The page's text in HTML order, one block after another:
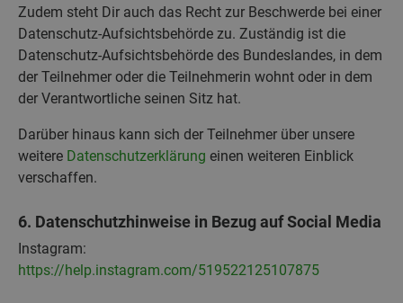
Zudem steht Dir auch das Recht zur Beschwerde bei einer
Datenschutz-Aufsichtsbehörde zu. Zuständig ist die
Datenschutz-Aufsichtsbehörde des Bundeslandes, in dem
der Teilnehmer oder die Teilnehmerin wohnt oder in dem
der Verantwortliche seinen Sitz hat.
Darüber hinaus kann sich der Teilnehmer über unsere
weitere Datenschutzerklärung einen weiteren Einblick
verschaffen.
6. Datenschutzhinweise in Bezug auf Social Media
Instagram:
https://help.instagram.com/519522125107875